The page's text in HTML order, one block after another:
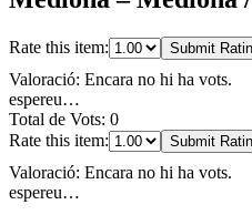
Rate this item: Submit
Valoració: Encara no hi ha vots.
espereu…
Total de Vots: 0
Rate this item:
Submit
Valoració: Encara no hi ha vots.
espereu…